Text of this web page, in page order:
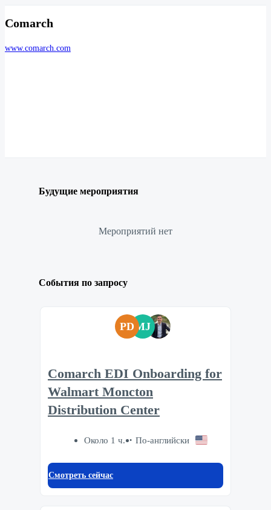
Comarch
www.comarch.com
Будущие мероприятия
Мероприятий нет
События по запросу
PD MJ
Comarch EDI Onboarding for
Walmart Moncton
Distribution Center
Около 1 ч. По-английски
Смотреть сейчас